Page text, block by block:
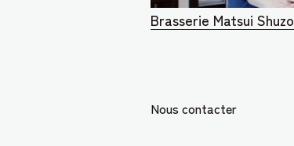
Brasserie Matsui Shuzo
Nous contacter